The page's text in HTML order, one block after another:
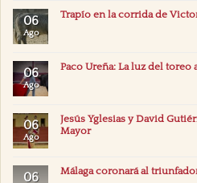
06
Ago
Trapío en la corrida de
06
Ago
Paco Ureña: La luz del
06
Ago
Jesús Yglesias y David
Mayor
06 Málaga coronará al